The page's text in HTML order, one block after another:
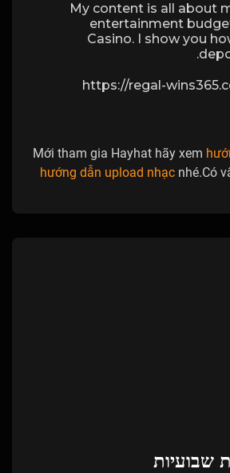
My content is all about
entertainment
Casino. I show you
https://regal-
Mới tham gia Hayhat hãy xem
hướng dẫn upload nhạc nhé.Có
שבועיות